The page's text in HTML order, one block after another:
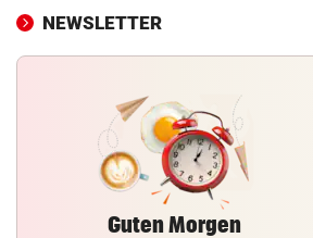
NEWSLETTER
Guten Morgen